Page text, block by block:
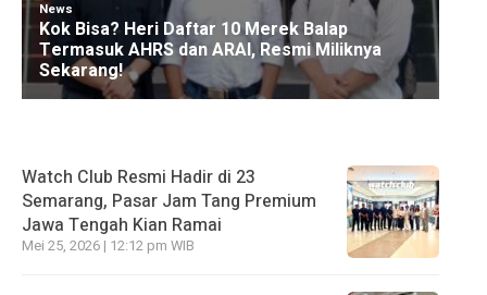
Watch Club Resmi Hadir di 23
Semarang, Pasar Jam Tang Premium
Jawa Tengah Kian Ramai
Mei 25, 2026 | 12:12 pm WIB